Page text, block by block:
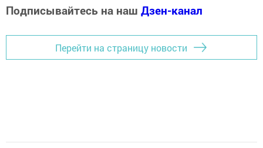
Подписывайтесь на наш Дзен-канал
Перейти на страницу новости